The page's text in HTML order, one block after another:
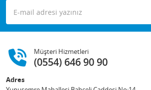
Müşteri Hizmetleri
(0554) 646 90 90
Adres